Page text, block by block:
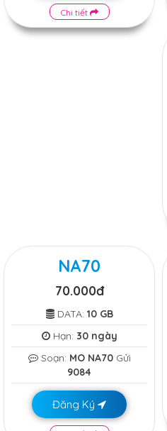
Chi tiết
NA70
70.000đ
DATA: 10 GB
Hạn: 30 ngày
Soạn: MO NA70Gửi
9084
Đăng Ký